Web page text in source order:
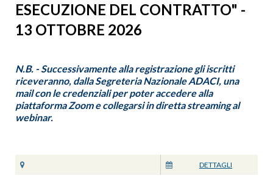
ESECUZIONE DEL CONTRATTO" -
13 OTTOBRE 2026
N.B. - Successivamente alla registrazione gli iscritti
riceveranno, dalla Segreteria Nazionale ADACI, una
mail con le credenziali per poter accedere alla
piattaforma Zoom e collegarsi in diretta streaming al
webinar.
DETTAGLI